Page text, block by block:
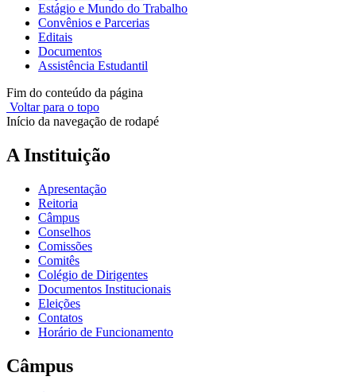
Estágio e Mundo do Trabalho
Convênios e Parcerias
Editais
Documentos
Assistência Estudantil
Fim do conteúdo da página
Voltar para o topo
Início da navegação de rodapé
A Instituição
Apresentação
Reitoria
Câmpus
Conselhos
Comissões
Comitês
Colégio de Dirigentes
Documentos Institucionais
Eleições
Contatos
Horário de Funcionamento
Câmpus